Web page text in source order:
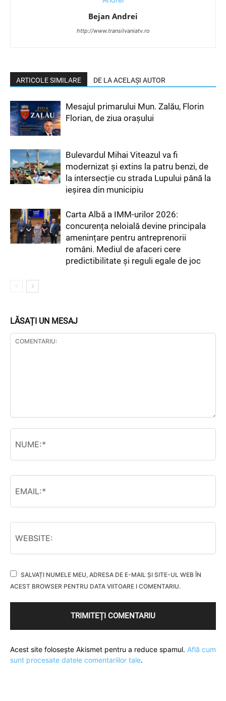
Bejan Andrei
http://www.transilvaniatv.ro
ARTICOLE SIMILARE DE LA ACELAȘI AUTOR
Mesajul primarului Mun. Zalău, Florin
Florian, de ziua orașului
Bulevardul Mihai Viteazul va fi
modernizat și extins la patru benzi, de
la intersecție cu strada Lupului până la
ieșirea din municipiu
Carta Albă a IMM-urilor 2026:
concurența neloială devine principala
amenințare pentru antreprenorii
români. Mediul de afaceri cere
predictibilitate și reguli egale de joc
LĂSAȚI UN MESAJ
SALVAȚI NUMELE MEU, ADRESA DE E-MAIL ȘI SITE-UL WEB ÎN
ACEST BROWSER PENTRU DATA VIITOARE I COMENTARIU.
Acest site folosește Akismet pentru a reduce spamul. Află cum
sunt procesate datele comentariilor tale.